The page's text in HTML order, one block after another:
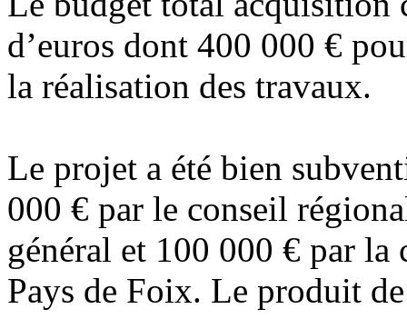
d’euros dont 400 000 €
la réalisation des travaux.
Le projet a été bien
000 € par le conseil
général et 100 000 € par la
Pays de Foix. Le produit